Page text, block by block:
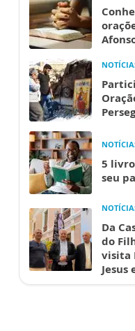
5
seu
Da
do
visita
Jesus